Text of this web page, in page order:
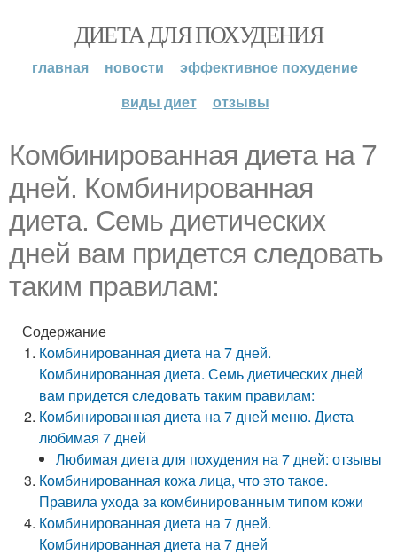
ДИЕТА ДЛЯ ПОХУДЕНИЯ
главная новости
эффективное похудение
виды диет
отзывы
Комбинированная диета на 7
дней. Комбинированная
диета. Семь диетических
дней вам придется следовать
таким правилам:
Содержание
Комбинированная диета на 7 дней.
Комбинированная диета. Семь диетических дней
вам придется следовать таким правилам:
Комбинированная диета на 7 дней меню. Диета
любимая 7 дней
Любимая диета для похудения на 7 дней: отзывы
Комбинированная кожа лица, что это такое.
Правила ухода за комбинированным типом кожи
Комбинированная диета на 7 дней.
Комбинированная диета на 7 дней